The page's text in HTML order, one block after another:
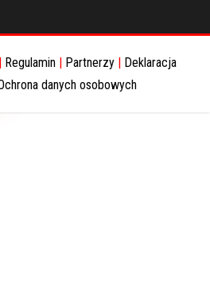
| Regulamin | Partnerzy | Deklaracja
danych osobowych